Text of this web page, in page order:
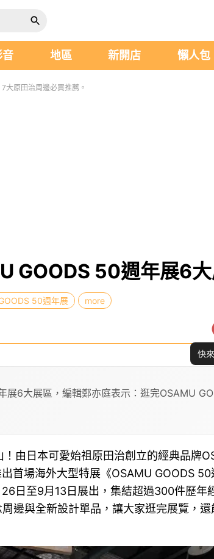
音 地區 新開店 懶人包
大原田治周邊必買推薦。
GOODS 50週年展6
50週年展 more
快
6大展區，編輯鄭亦庭表示：逛完OSAMU
由日本可愛始祖原田治創立的經典品牌
首場海外大型特展《OSAMU GOODS 50
日至9月13日展出，集結超過300件歷年
邊與全新設計單品，讓大家逛完展覽，